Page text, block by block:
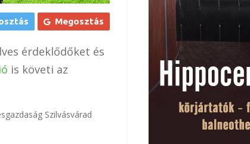
Megosztás
érdeklődőket és
is követi az
Szilvásvárad